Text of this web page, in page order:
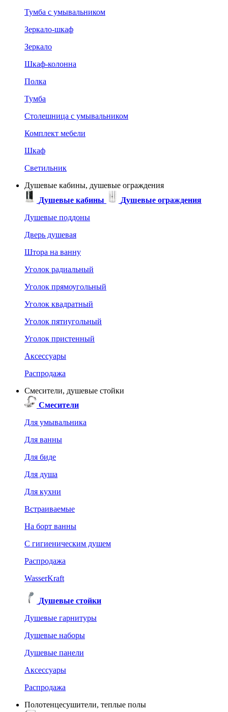
Тумба с умывальником
Зеркало-шкаф
Зеркало
Шкаф-колонна
Полка
Тумба
Столешница с умывальником
Комплект мебели
Шкаф
Светильник
Душевые кабины, душевые ограждения
Душевые кабины
Душевые ограждения
Душевые поддоны
Дверь душевая
Штора на ванну
Уголок радиальный
Уголок прямоугольный
Уголок квадратный
Уголок пятиугольный
Уголок пристенный
Аксессуары
Распродажа
Смесители, душевые стойки
Смесители
Для умывальника
Для ванны
Для биде
Для душа
Для кухни
Встраиваемые
На борт ванны
C гигиеническим душем
Распродажа
WasserKraft
Душевые стойки
Душевые гарнитуры
Душевые наборы
Душевые панели
Аксессуары
Распродажа
Полотенцесушители, теплые полы